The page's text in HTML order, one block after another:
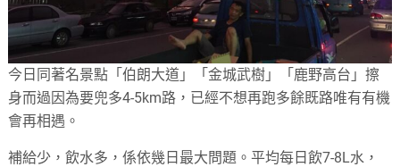
今日同著名景點「伯朗大道」「金城武樹」「鹿野高台」擦
身而過因為要兜多4-5km路，已經不想再跑多餘既路唯有有機
會再相遇。
補給少，飲水多，係依幾日最大問題。平均每日飲7-8L水，